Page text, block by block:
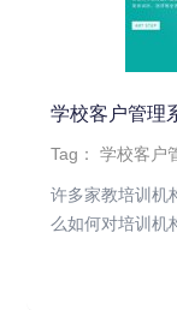
学校客户管理
Tag：学校客户
许多家教培训机
么如何对培训机